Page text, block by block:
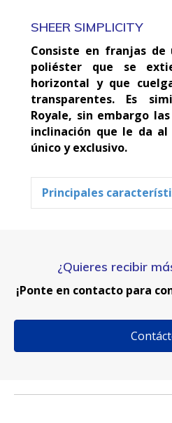
SHEER SIMPLICITY
Consiste en franjas
poliéster que se
horizontal y que
transparentes. Es
Royale, sin embargo
inclinación que le da
único y exclusivo.
Principales
¿Quieres recibir
¡Ponte en contacto para